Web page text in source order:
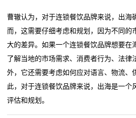
曹辙认为，对于连锁餐饮品牌来说，出海
而，这需要仔细考虑和规划，因为不同的
大的差异。如果一个连锁餐饮品牌想要在
了解当地的市场需求、消费者行为、法律
外，它还需要考虑如何应对语言、物流、
此，对于连锁餐饮品牌来说，出海是一个
评估和规划。